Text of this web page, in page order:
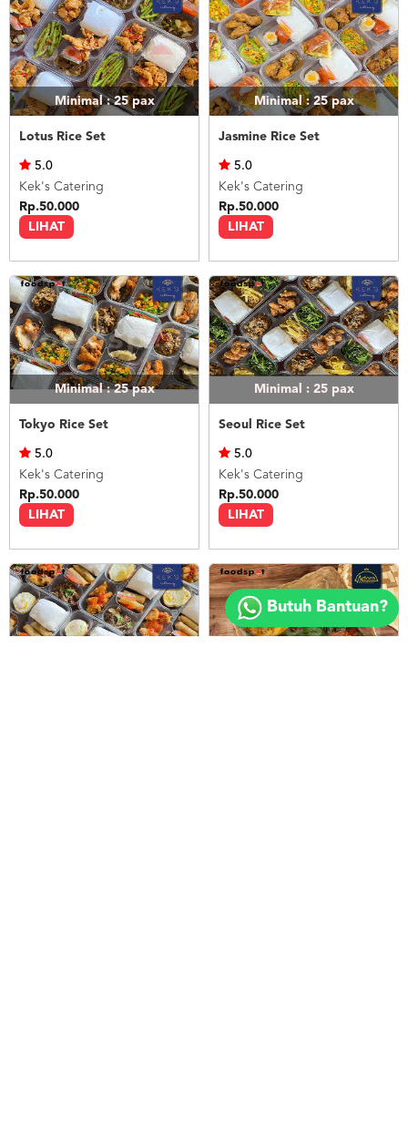
Copyright
2018
FOODSPOT.CO.ID
Minimal : 25pax
Lotus Rice Set
LIHAT
5.0
Kek's Catering
Rp.50.000
Minimal : 25pax
Jasmine Rice Set
LIHAT
5.0
Kek's Catering
Rp.50.000
Minimal : 25pax
Tokyo Rice Set
LIHAT
5.0
Kek's Catering
Rp.50.000
Minimal : 25 pax
Seoul Rice Set
LIHAT
5.0
Kek's Catering
Rp.50.000
Butuh Bantuan?